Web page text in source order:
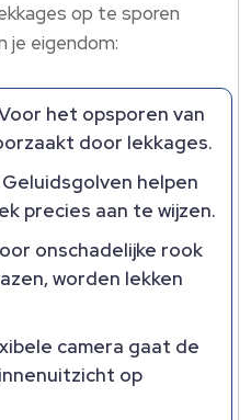
op te sporen
je eigendom:
het opsporen van
door lekkages.
Geluidsgolven helpen
precies aan te wijzen.
onschadelijke rook
worden lekken
camera gaat de
op